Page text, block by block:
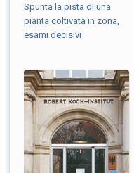
Spunta la pista di una
pianta coltivata in zona,
esami decisivi